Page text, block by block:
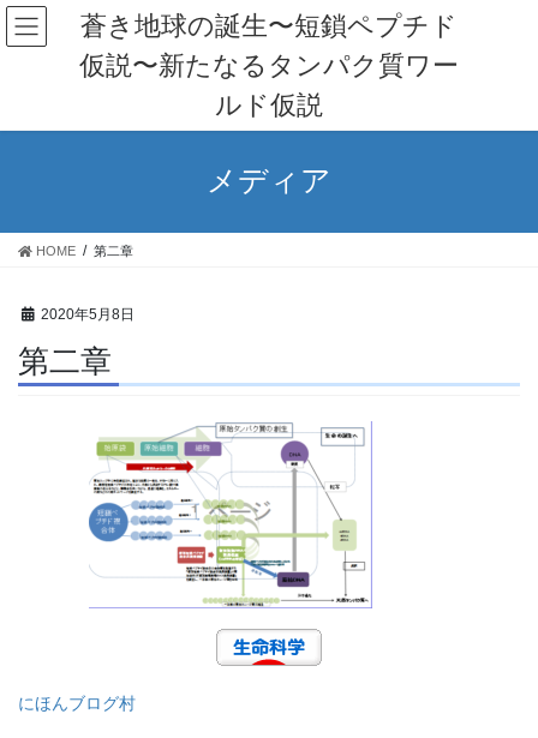
コ
ン
へ
プ
ナ
ビ
ョ
動
蒼き地球の誕生〜短鎖ペプチド
仮説〜新たなるタンパク質ワー
ルド仮説
メディア
HOME 第二章
2020年5月8日
第二章
にほんブログ村